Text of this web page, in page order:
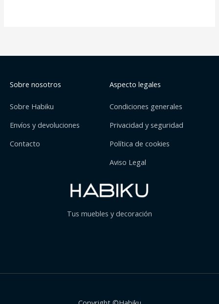
Sobre nosotros
Sobre Habiku
Envíos y devoluciones
Contacto
Aspecto legales
Condiciones generales
Privacidad y seguridad
Política de cookies
Aviso Legal
Tus muebles y decoración